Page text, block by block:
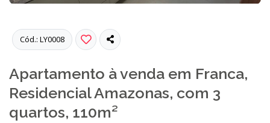
Cód.: LY0008
Apartamento à venda em Franca,
Residencial Amazonas, com 3
quartos, 110m²